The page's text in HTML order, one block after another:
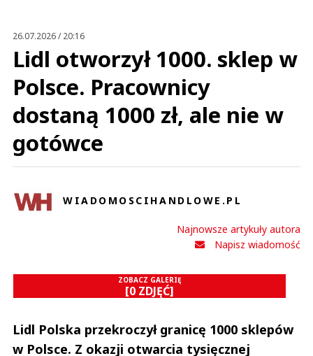
Proponuję jeszcze kondony Koral-Ekipa, papier toaletowy Koral-Ekipa,
cebulę Koral-Ekipy, ketchup Koral-Ekipy, no i oczywiście piwo Koral-Ekipa.
Prawdę mówiąc obejrzałem z 2 min. jakiegoś filmiku tych tandeciarzy i ręce
mi opadły. Kicz i żenada....
Proponuję jeszcze kondony Koral-Ekipa, papier toaletowy Koral-Ekipa,
cebulę Koral-Ekipy, ketchup Koral-Ekipy, no i oczywiście piwo Koral-Ekipa.
Prawdę mówiąc obejrzałem z 2 min. jakiegoś filmiku tych tandeciarzy i ręce
mi opadły. Kicz i żenada. Nie wyobrażam sobie co dzieciaki mają w głowach
jeśli takie rzeczy ich kręcą. Masakra.
Odpowiedz
Nie znaleziono komentarzy
Zostaw swoje komentarze
Prześlij komentarz
26.07.2026 / 20:16
Lidl otworzył 1000. sklep w
Polsce. Pracownicy
dostaną 1000 zł, ale nie w
gotówce
WIADOMOSCIHANDLOWE.PL
Najnowsze artykuły autora
Napisz wiadomość
ZOBACZ GALERIĘ
[0 ZDJĘĆ]
Lidl Polska przekroczył granicę 1000 sklepów
w Polsce. Z okazji otwarcia tysięcznej